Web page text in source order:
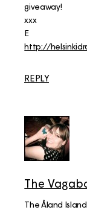
giveaway!
xxx
E
http://
REPLY
The
The Åland